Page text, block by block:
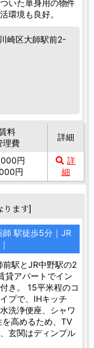
いた単身用の物件
環境も良好。
崎区大師駅前2-
料
理費
詳細
円
円
詳
細
ります]
駅徒歩5分｜JR
駅とJR中野駅の2
貸アパートでイン
き。 15平米程のコ
プで、IHキッチ
洗浄便座、シャワ
高めるため、TV
玄関はディンプル